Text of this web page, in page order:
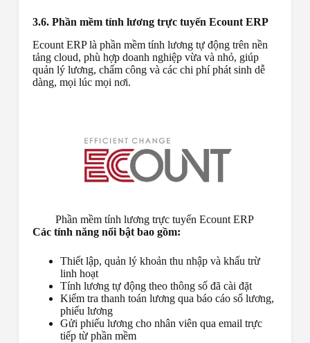
3.6. Phần mềm tính lương trực tuyến Ecount ERP
Ecount ERP là phần mềm tính lương tự động trên nền
tảng cloud, phù hợp doanh nghiệp vừa và nhỏ, giúp
quản lý lương, chấm công và các chi phí phát sinh dễ
dàng, mọi lúc mọi nơi.
Phần mềm tính lương trực tuyến Ecount ERP
Các tính năng nổi bật bao gồm:
Thiết lập, quản lý khoản thu nhập và khấu trừ
linh hoạt
Tính lương tự động theo thông số đã cài đặt
Kiểm tra thanh toán lương qua báo cáo sổ lương,
phiếu lương
Gửi phiếu lương cho nhân viên qua email trực
tiếp từ phần mềm